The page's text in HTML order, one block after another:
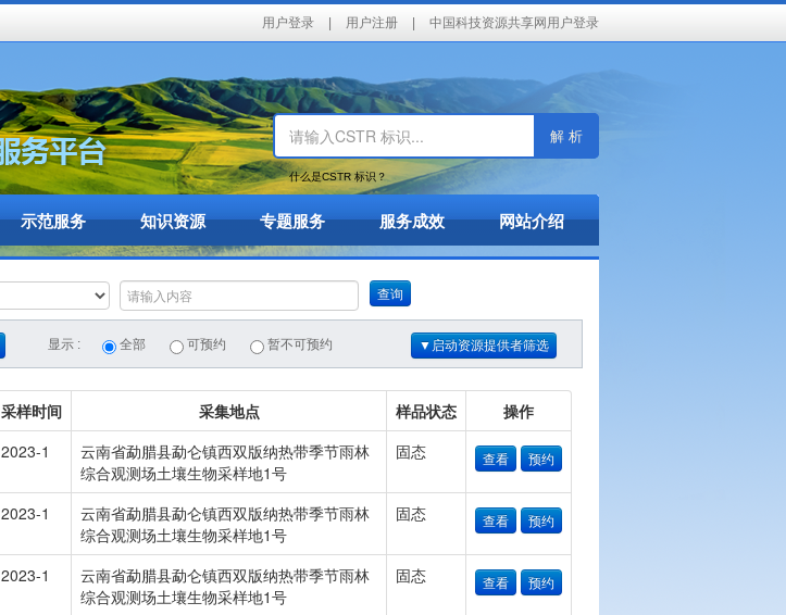
用户登录 用户注册 中国科技资源共享网用户登录
解 析
什么是CSTR 标识？
示范服务 知识资源 专题服务 服务成效 网站介绍
查询
显示 : 全部 可预约 暂不可预约 ▼启动资源提供者筛选
采样时间 采集地点 样品状态
操作
2023-1
云南省勐腊县勐仑镇西双版纳热带季节雨林
综合观测场土壤生物采样地1号
固态 查看 预约
2023-1
云南省勐腊县勐仑镇西双版纳热带季节雨林
综合观测场土壤生物采样地1号
固态 查看 预约
2023-1
云南省勐腊县勐仑镇西双版纳热带季节雨林
综合观测场土壤生物采样地1号
固态 查看 预约